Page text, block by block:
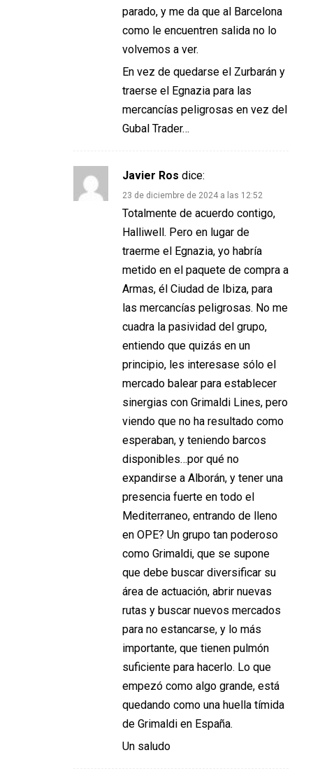
parado, y me da que al Barcelona
como le encuentren salida no lo
volvemos a ver.
En vez de quedarse el Zurbarán y
traerse el Egnazia para las
mercancías peligrosas en vez del
Gubal Trader…
Javier Ros dice:
23 de diciembre de 2024 a las 12:52
Totalmente de acuerdo contigo,
Halliwell. Pero en lugar de
traerme el Egnazia, yo habría
metido en el paquete de compra a
Armas, él Ciudad de Ibiza, para
las mercancías peligrosas. No me
cuadra la pasividad del grupo,
entiendo que quizás en un
principio, les interesase sólo el
mercado balear para establecer
sinergias con Grimaldi Lines, pero
viendo que no ha resultado como
esperaban, y teniendo barcos
disponibles…por qué no
expandirse a Alborán, y tener una
presencia fuerte en todo el
Mediterraneo, entrando de lleno
en OPE? Un grupo tan poderoso
como Grimaldi, que se supone
que debe buscar diversificar su
área de actuación, abrir nuevas
rutas y buscar nuevos mercados
para no estancarse, y lo más
importante, que tienen pulmón
suficiente para hacerlo. Lo que
empezó como algo grande, está
quedando como una huella tímida
de Grimaldi en España.
Un saludo